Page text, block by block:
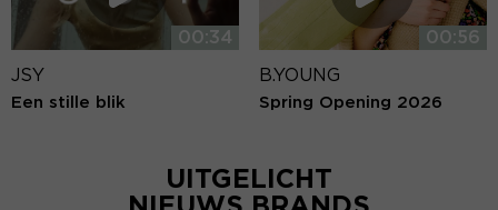
00:34
JSY
Een stille blik
00:56
B.YOUNG
Spring Opening 2026
UITGELICHT